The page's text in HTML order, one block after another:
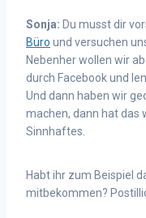
Sonja: Du musst dir
Büro und versuchen
Nebenher wollen wir
durch Facebook und
Und dann haben wir
machen, dann hat das
Sinnhaftes.
Habt ihr zum Beispiel
mitbekommen?